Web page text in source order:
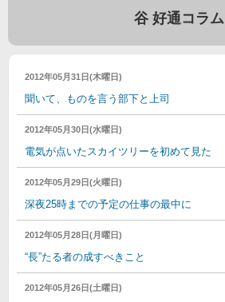
谷 好通コラム
2012年05月31日(木曜日)
聞いて、ものを言う部下と上司
2012年05月30日(水曜日)
電気が点いたスカイツリーを初めて見た
2012年05月29日(火曜日)
深夜25時までの予定の仕事の最中に
2012年05月28日(月曜日)
“長”たる者の成すべきこと
2012年05月26日(土曜日)